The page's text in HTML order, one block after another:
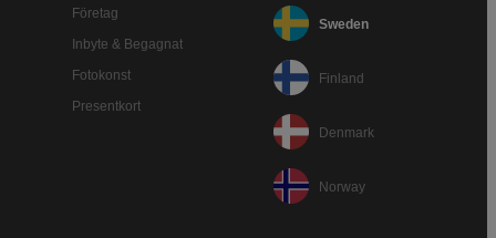
Företag
Inbyte & Begagnat
Fotokonst
Presentkort
Sweden
Finland
Denmark
Norway